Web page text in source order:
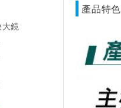
鏡
產品特色